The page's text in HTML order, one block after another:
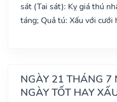
sát (Tai sát): Kỵ giá thú
táng; Quả tú: Xấu với cưới
NGÀY 21 THÁNG
NGÀY TỐT HAY